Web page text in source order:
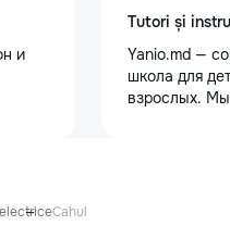
и
Tutori și
Yanio.md —
школа для
взрослых.
Cahul